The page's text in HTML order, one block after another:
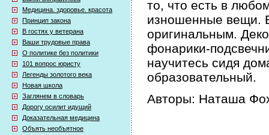
Медицина. здоровье. красота
Принцип закона
В гостях у ветерана
Ваши трудовые права
О политике без политики
101 вопрос юристу
Легенды золотого века
Новая школа
Заглянем в словарь
Дорогу осилит идущий
Доказательная медицина
Объять необъятное
то, что есть в
изношенные вещи.
оригинальным.
фонарики-
научитесь сидя
образовательный.
Авторы: Наташа